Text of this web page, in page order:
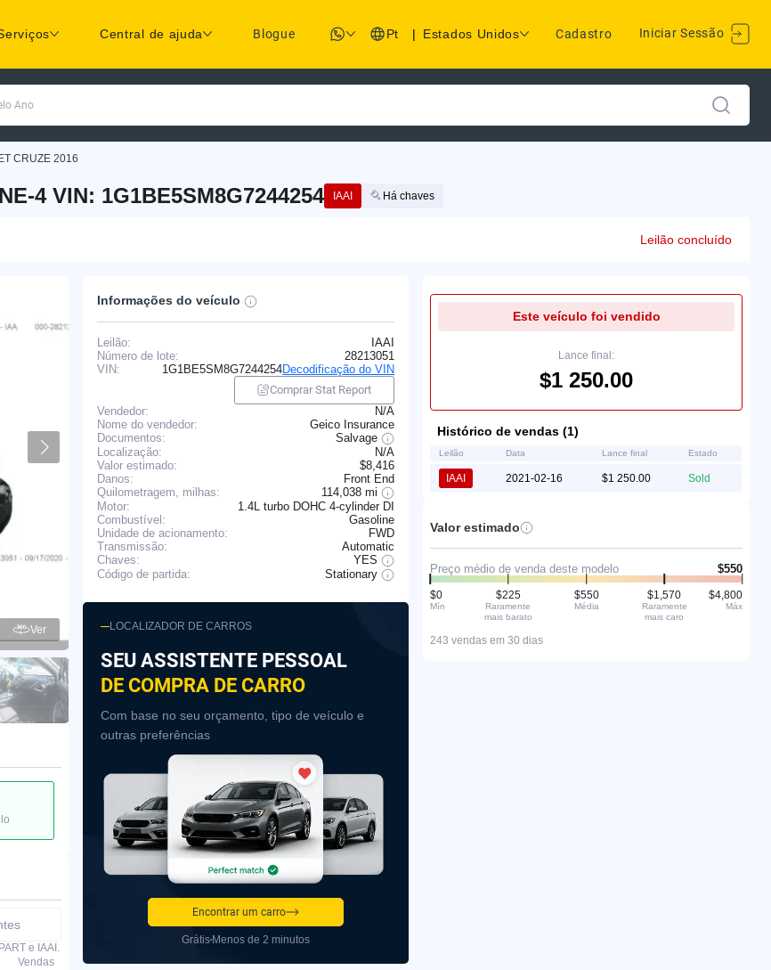
Central de ajuda Blogue Pt | Estados Unidos Cadastro Iniciar Sessão
Ano
CRUZE 2016
4 VIN: 1G1BE5SM8G7244254 IAAI Há chaves
Leilão concluído
Ver
e IAAI.
Vendas
Informações do veículo
Leilão:
IAAI
Número de lote:
28213051
VIN:
1G1BE5SM8G7244254Decodificação do VIN
Comprar Stat Report
Vendedor:
N/A
Nome do vendedor:
Geico Insurance
Documentos:
Salvage
Localização:
N/A
Valor estimado:
$8,416
Danos:
Front End
Quilometragem, milhas:
114,038 mi
Motor:
1.4L turbo DOHC 4-cylinder DI
Combustível:
Gasoline
Unidade de acionamento:
FWD
Transmissão:
Automatic
Chaves:
YES
Código de partida:
Stationary
LOCALIZADOR DE CARROS
SEU ASSISTENTE PESSOAL
DE COMPRA DE CARRO
Com base no seu orçamento, tipo de veículo e
outras preferências
Encontrar um carro
GrátisMenos de 2 minutos
Este veículo foi vendido
Lance final:
$1 250.00
Histórico de vendas (1)
Leilão Data Lance final Estado
IAAI 2021-02-16 $1 250.00 Sold
Valor estimado
Preço médio de venda deste modelo $550
$0
Mín
$225
Raramente
mais barato
$550
Média
$1,570
Raramente
mais caro
$4,800
Máx
243 vendas em 30 dias